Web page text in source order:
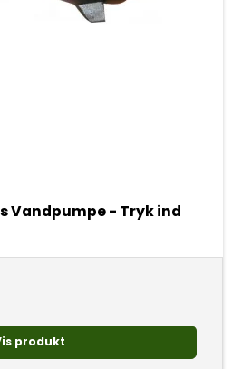
Vandpumpe - Tryk ind
produkt